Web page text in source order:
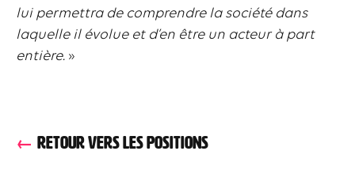
lui permettra de comprendre la société dans
laquelle il évolue et d’en être un acteur à part
entière. »
RETOUR VERS LES POSITIONS